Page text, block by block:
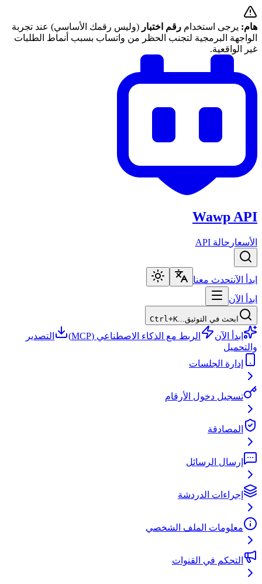
هام: يرجى استخدام رقم اختبار (وليس رقمك الأساسي) عند تجربة
الواجهة البرمجية لتجنب الحظر من واتساب بسبب أنماط الطلبات
غير الواقعية.
Wawp API
الأسعار حالة API
ابدأ الآنتحدث معنا
ابدأ الآن
ابحث في التوثيق... Ctrl+K
ابدأ الآن الربط مع الذكاء الاصطناعي (MCP)
التصدير
والتحميل
إدارة الجلسات
تسجيل دخول الأرقام
المصادقة
إرسال الرسائل
إجراءات الدردشة
معلومات الملف الشخصي
التحكم في القنوات